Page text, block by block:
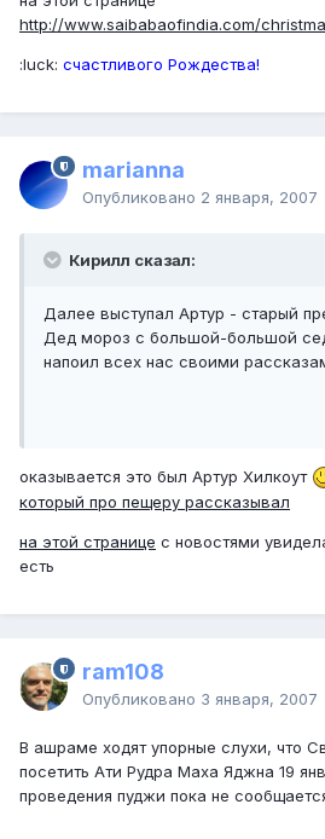
http://www.saibabaofindia.com/
:luck: счастливого Рождества!
marianna
Опубликовано 2 января, 2007
Кирилл сказал:
Далее выступал Артур - старый
Дед мороз с большой-большой
напоил всех нас своими
оказывается это был Артур Хилкоут
который про пещеру рассказывал
на этой странице с новостями
есть
ram108
Опубликовано 3 января, 2007
В ашраме ходят упорные слухи, что
посетить Ати Рудра Маха Яджна 19
проведения пуджи пока не